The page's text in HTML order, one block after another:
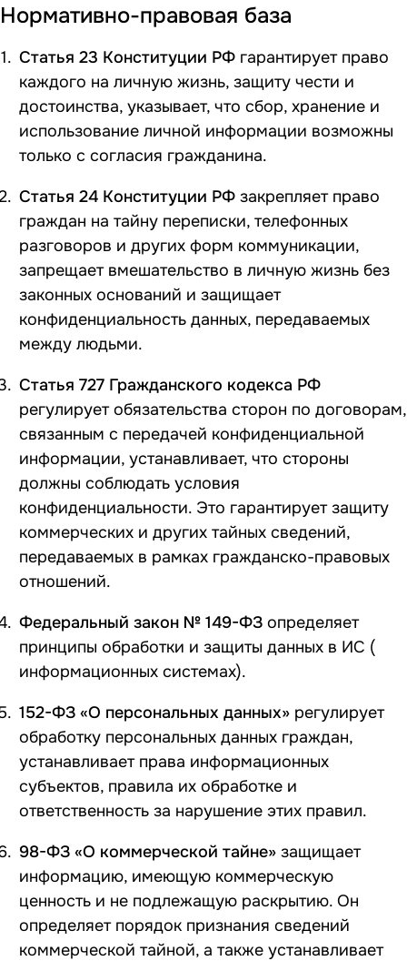
Нормативно-правовая база
Статья 23 Конституции РФ гарантирует право
каждого на личную жизнь, защиту чести и
достоинства, указывает, что сбор, хранение и
использование личной информации возможны
только с согласия гражданина.
Статья 24 Конституции РФ закрепляет право
граждан на тайну переписки, телефонных
разговоров и других форм коммуникации,
запрещает вмешательство в личную жизнь без
законных оснований и защищает
конфиденциальность данных, передаваемых
между людьми.
Статья 727 Гражданского кодекса РФ
регулирует обязательства сторон по договорам,
связанным с передачей конфиденциальной
информации, устанавливает, что стороны
должны соблюдать условия
конфиденциальности. Это гарантирует защиту
коммерческих и других тайных сведений,
передаваемых в рамках гражданско-правовых
отношений.
Федеральный закон № 149-ФЗ определяет
принципы обработки и защиты данных в ИС (
информационных системах).
152-ФЗ «О персональных данных» регулирует
обработку персональных данных граждан,
устанавливает права информационных
субъектов, правила их обработке и
ответственность за нарушение этих правил.
98-ФЗ «О коммерческой тайне» защищает
информацию, имеющую коммерческую
ценность и не подлежащую раскрытию. Он
определяет порядок признания сведений
коммерческой тайной, а также устанавливает